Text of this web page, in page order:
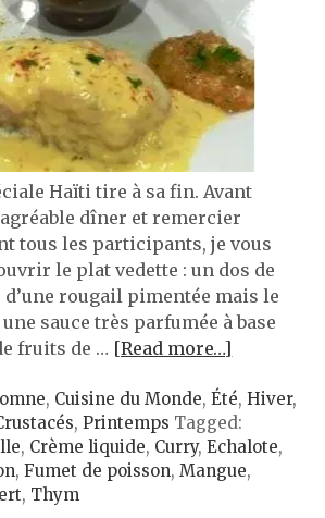
Haïti tire à sa fin. Avant
dîner et remercier
tous les participants, je vous
le plat vedette : un dos de
rougail pimentée mais le
sauce très parfumée à base
fruits de … [Read more…]
, Cuisine du Monde,Été,Hiver,
,Printemps Tagged:
, Crème liquide, Curry,Echalote,
,Fumet de poisson,Mangue,
, Thym